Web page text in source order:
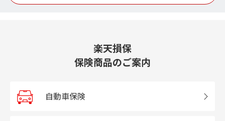
楽天損保
保険商品のご案内
自動車保険